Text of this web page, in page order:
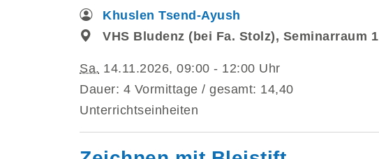
Khuslen Tsend-Ayush
VHS Bludenz (bei Fa. Stolz), Seminarraum 1
Sa. 14.11.2026, 09:00 - 12:00 Uhr
Dauer: 4 Vormittage / gesamt: 14,40
Unterrichtseinheiten